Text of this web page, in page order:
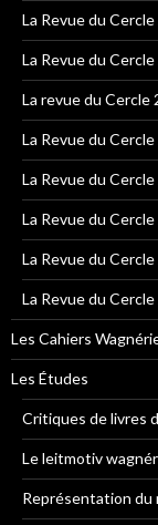
La Revue du
La Revue du
La revue du Cercle
La Revue du
La Revue du
La Revue du
La Revue du
La Revue du
Les Cahiers
Les Études
Critiques de livres
Le leitmotiv
Représentation du